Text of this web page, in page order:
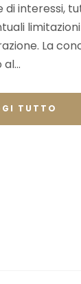
di interessi,
La
TUTTO